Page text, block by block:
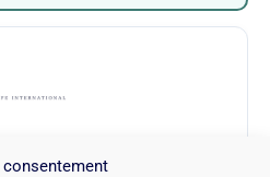
consentement